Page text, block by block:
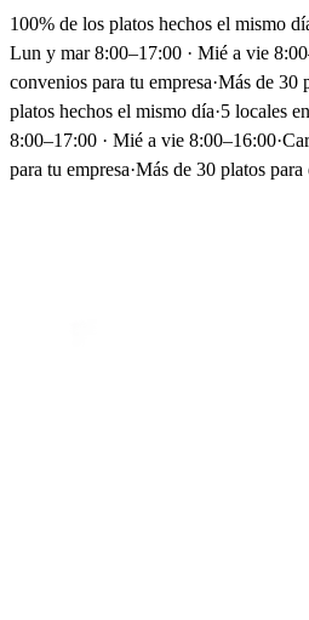
100% de los platos hechos el mismo
Lun y mar 8:00–17:00 · Mié a vie
convenios para tu empresa·Más de 30
platos hechos el mismo día·5 locales
8:00–17:00 · Mié a vie 8:00–16:00·
para tu empresa·Más de 30 platos para